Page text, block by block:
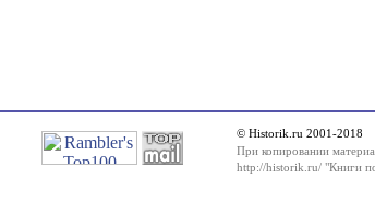
© Historik.ru 2001-2018
При копировании
http://historik.ru/ "Книги